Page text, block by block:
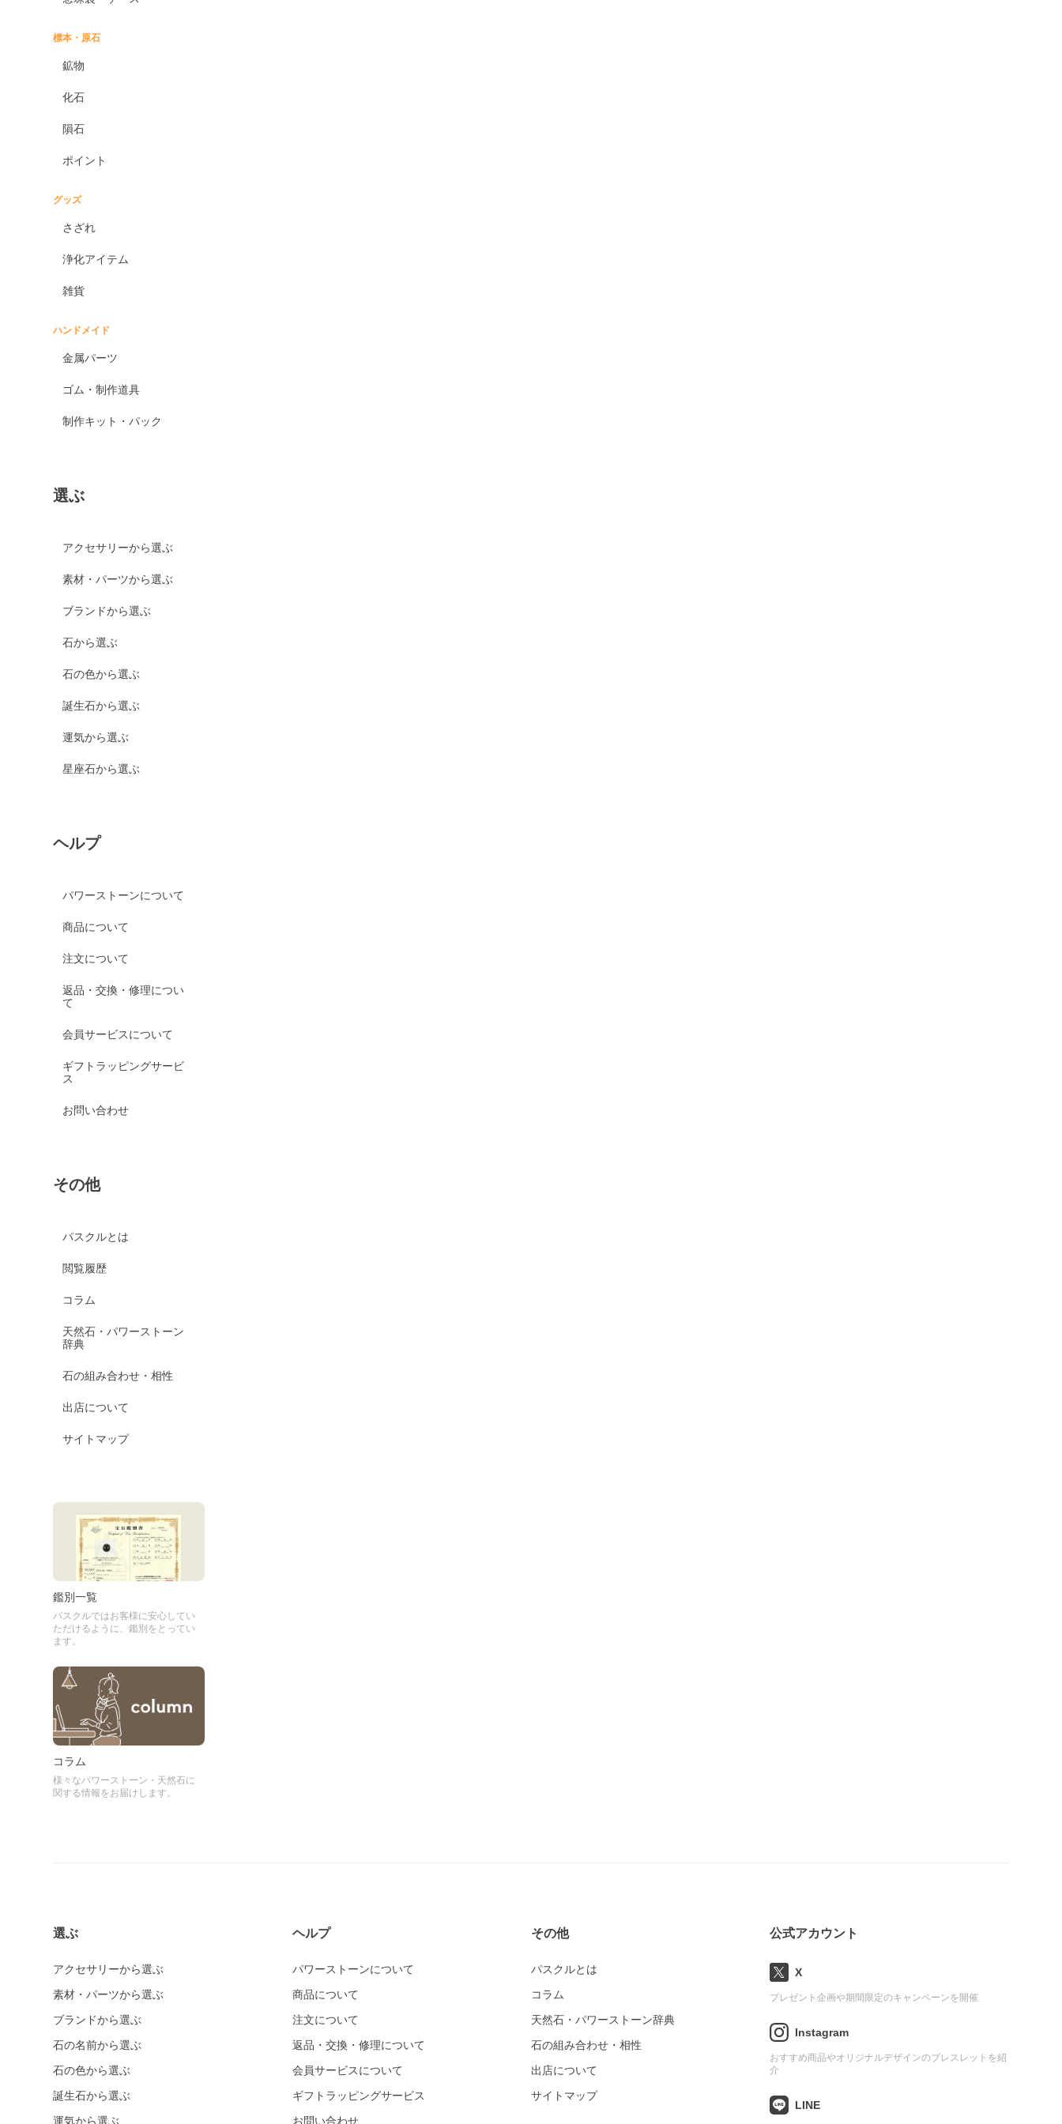
標本・原石
鉱物
化石
隕石
ポイント
グッズ
さざれ
浄化アイテム
雑貨
ハンドメイド
金属パーツ
ゴム・制作道具
制作キット・パック
選ぶ
アクセサリーから選ぶ
素材・パーツから選ぶ
ブランドから選ぶ
石から選ぶ
石の色から選ぶ
誕生石から選ぶ
運気から選ぶ
星座石から選ぶ
ヘルプ
パワーストーンについて
商品について
注文について
返品・交換・修理につい
て
会員サービスについて
ギフトラッピングサービ
ス
お問い合わせ
その他
パスクルとは
閲覧履歴
コラム
天然石・パワーストーン
辞典
石の組み合わせ・相性
出店について
サイトマップ
鑑別一覧
パスクルではお客様に安心してい
ただけるように、鑑別をとってい
ます。
コラム
様々なパワーストーン・天然石に
関する情報をお届けします。
選ぶ
アクセサリーから選ぶ
素材・パーツから選ぶ
ブランドから選ぶ
石の名前から選ぶ
石の色から選ぶ
誕生石から選ぶ
運気から選ぶ
ヘルプ
パワーストーンについて
商品について
注文について
返品・交換・修理について
会員サービスについて
ギフトラッピングサービス
お問い合わせ
その他
パスクルとは
コラム
天然石・パワーストーン辞典
石の組み合わせ・相性
出店について
サイトマップ
公式アカウント
X
プレゼント企画や期間限定のキャンペーンを開催
Instagram
おすすめ商品やオリジナルデザインのブレスレットを紹
介
LINE